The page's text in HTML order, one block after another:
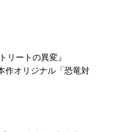
リートの異変』
オリジナル「恐竜対